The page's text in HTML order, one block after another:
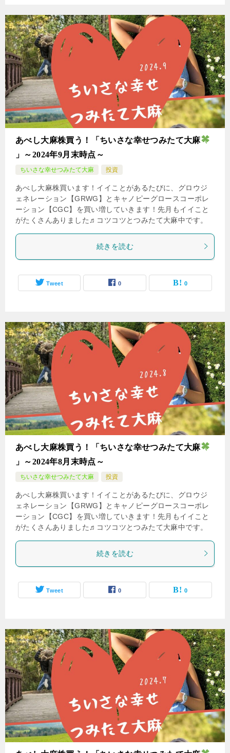
あべし大麻株買う！「ちいさな幸せつみたて大麻
」～2024年9月末時点～
ちいさな幸せつみたて大麻 投資
あべし大麻株買います！イイことがあるたびに、グロウジ
ェネレーション【GRWG】とキャノピーグロースコーポレ
ーション【CGC】を買い増していきます！先月もイイこと
がたくさんありました♬コツコツとつみたて大麻中です。
続きを読む
Tweet 0 0
あべし大麻株買う！「ちいさな幸せつみたて大麻
」～2024年8月末時点～
ちいさな幸せつみたて大麻 投資
あべし大麻株買います！イイことがあるたびに、グロウジ
ェネレーション【GRWG】とキャノピーグロースコーポレ
ーション【CGC】を買い増していきます！先月もイイこと
がたくさんありました♬コツコツとつみたて大麻中です。
続きを読む
Tweet 0 0